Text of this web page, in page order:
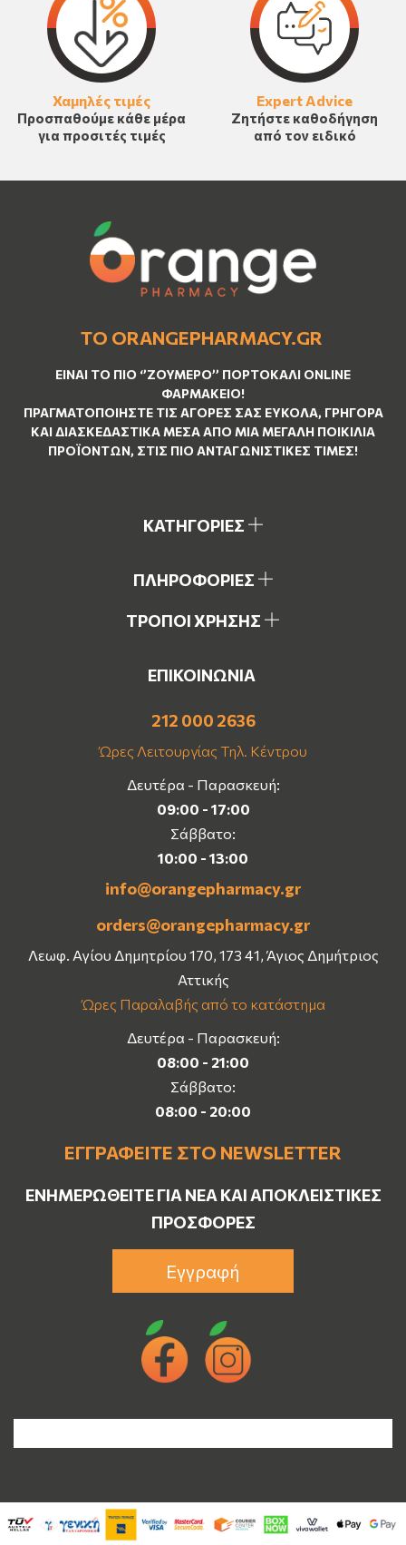
Χαμηλές τιμές
Προσπαθούμε κάθε μέρα
για προσιτές τιμές
Expert Advice
Ζητήστε καθοδήγηση
από τον ειδικό
ΤΟ ORANGEPHARMACY.GR
ΕΊΝΑΙ ΤO ΠΙΟ ‘’ΖΟΥΜΕΡΌ’’ ΠΟΡΤΟΚΑΛΊ ΟNLINE
ΦΑΡΜΑΚΕΊΟ!
ΠΡΑΓΜΑΤΟΠΟΙΉΣΤΕ ΤΙΣ ΑΓΟΡΈΣ ΣΑΣ ΕΎΚΟΛΑ, ΓΡΉΓΟΡΑ
ΚΑΙ ΔΙΑΣΚΕΔΑΣΤΙΚΆ ΜΈΣΑ ΑΠΌ ΜΙΑ ΜΕΓΆΛΗ ΠΟΙΚΙΛΊΑ
ΠΡΟΪΌΝΤΩΝ, ΣΤΙΣ ΠΙΟ ΑΝΤΑΓΩΝΙΣΤΙΚΈΣ ΤΙΜΈΣ!
ΚΑΤΗΓΟΡΙΕΣ
ΠΛΗΡΟΦΟΡΙΕΣ
ΤΡΟΠΟΙ ΧΡΗΣΗΣ
ΕΠΙΚΟΙΝΩΝΙΑ
212 000 2636
Ώρες Λειτουργίας Τηλ. Κέντρου
Δευτέρα - Παρασκευή:
09:00 - 17:00
Σάββατο:
10:00 - 13:00
info@orangepharmacy.gr
orders@orangepharmacy.gr
Λεωφ. Αγίου Δημητρίου 170, 173 41, Άγιος Δημήτριος
Αττικής
Ώρες Παραλαβής από το κατάστημα
Δευτέρα - Παρασκευή:
08:00 - 21:00
Σάββατο:
08:00 - 20:00
ΕΓΓΡΑΦΕΊΤΕ ΣΤΟ NEWSLETTER
ΕΝΗΜΕΡΩΘΕΊΤΕ ΓΙΑ ΝΈΑ ΚΑΙ ΑΠΟΚΛΕΙΣΤΙΚΈΣ
ΠΡΟΣΦΟΡΈΣ
Εγγραφή